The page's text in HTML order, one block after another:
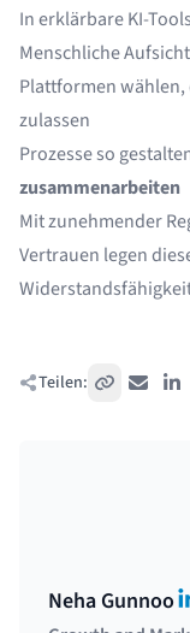
In erklärbare KI-
Menschliche
Plattformen wählen,
zulassen
Prozesse so
zusammenarbeiten
Mit zunehmender
Vertrauen legen
Teilen: Link E-Mail
Neha Gunnoo